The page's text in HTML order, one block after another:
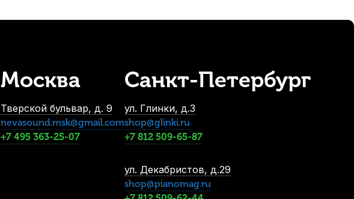
Москва
Тверской бульвар, д. 9
nevasound.msk@gmail.com
+7 495 363-25-07
Санкт-Петербург
ул. Глинки, д.3
shop@glinki.ru
+7 812 509-65-87
ул. Декабристов, д.29
shop@pianomag.ru